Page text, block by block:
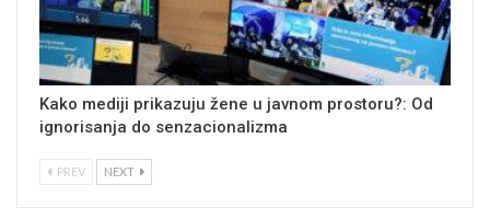
Kako mediji prikazuju žene u javnom prostoru?: Od
ignorisanja do senzacionalizma
PREV NEXT